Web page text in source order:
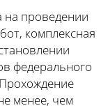
на проведении
комплексная
федерального
менее, чем